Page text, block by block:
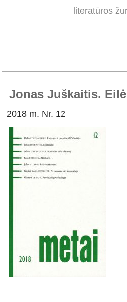
literatūros
Jonas Juškaitis.
2018 m. Nr. 12